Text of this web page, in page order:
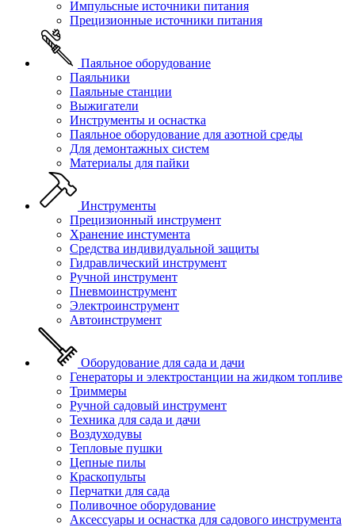
Импульсные источники питания
Прецизионные источники питания
Паяльное оборудование
Паяльники
Паяльные станции
Выжигатели
Инструменты и оснастка
Паяльное оборудование для азотной среды
Для демонтажных систем
Материалы для пайки
Инструменты
Прецизионный инструмент
Хранение инстумента
Средства индивидуальной защиты
Гидравлический инструмент
Ручной инструмент
Пневмоинструмент
Электроинструмент
Автоинструмент
Оборудование для сада и дачи
Генераторы и электростанции на жидком топливе
Триммеры
Ручной садовый инструмент
Техника для сада и дачи
Воздуходувы
Тепловые пушки
Цепные пилы
Краскопульты
Перчатки для сада
Поливочное оборудование
Аксессуары и оснастка для садового инструмента